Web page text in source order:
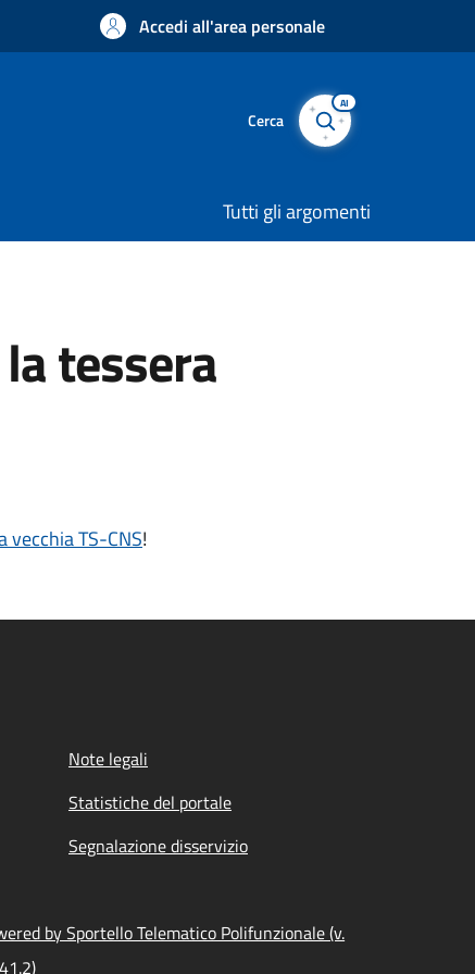
Accedi all'area personale
Cerca
AI
Tutti gli argomenti
tessera
TS-CNS!
Note legali
Statistiche del portale
Segnalazione disservizio
by Sportello Telematico Polifunzionale (v.